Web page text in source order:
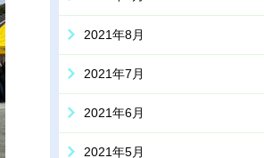
2021年8月
2021年7月
2021年6月
2021年5月